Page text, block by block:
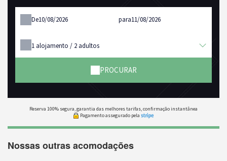
De para
1 alojamento / 2 adultos
PROCURAR
Reserva 100% segura, garantia das melhores tarifas, confirmação instantânea
Pagamento assegurado pela
Nossas outras acomodações